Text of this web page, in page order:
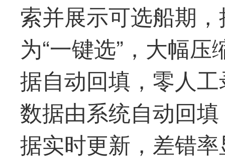
索并展示可选船期
为“一键选”，大幅
据自动回填，零人
数据由系统自动回
据实时更新，差错